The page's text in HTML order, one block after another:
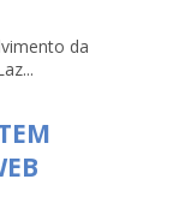
da